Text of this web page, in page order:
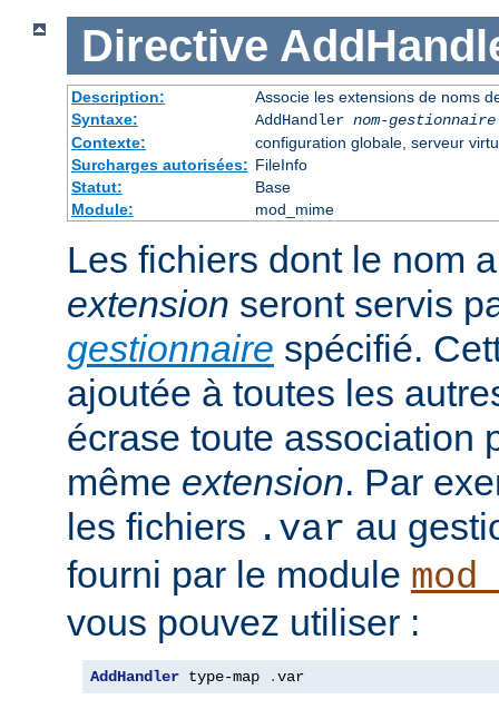
Directive
Description:
Associe les extensions de noms
Syntaxe:
AddHandler nom-gestionnaire
Contexte:
configuration globale, serveur
Surcharges autorisées: FileInfo
Statut:
Base
Module:
mod_mime
Les fichiers dont le nom
extension seront servis
gestionnaire spécifié.
ajoutée à toutes les
écrase toute association
même extension. Par
les fichiers .var au
fourni par le module
vous pouvez utiliser :
AddHandler type-map .var